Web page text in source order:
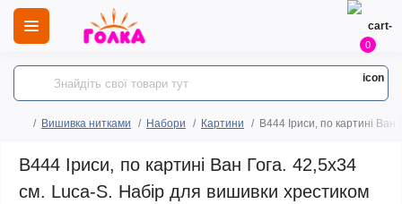
0
Вишивка нитками Набори Картини B444 Іриси, по картині
B444 Іриси, по картині Ван Гога. 42,5х34
см. Luca-S. Набір для вишивки хрестиком